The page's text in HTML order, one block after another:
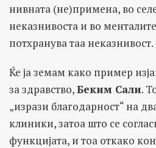
нивната (не)примена, во
неказнивоста и во
потхранува таа неказнивост.
Ќе ја земам како пример
за здравство,Беким Сали.
„изрази благодарност“ на
клиники, затоа што се
функцијата, и тоа откако